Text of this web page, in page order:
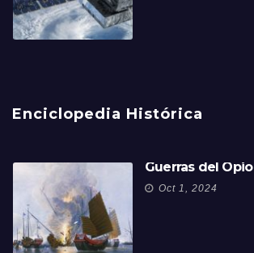
Enciclopedia Histórica
Guerras del Opio
Oct 1, 2024